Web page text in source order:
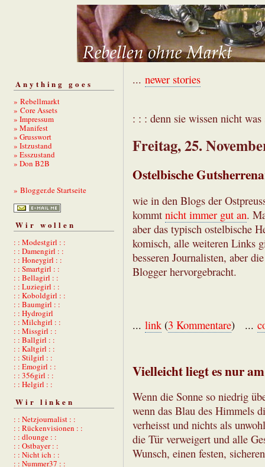
Anything goes
» Rebellmarkt
» Core Assets
» Impressum
» Manifest
» Grusswort
» Istzustand
» Esszustand
» Don B2B
» Blogger.de Startseite
Wir wollen
: : Modestgirl : :
: : Damengirl : :
: : Honeygirl : :
: : Smartgirl : :
: : Bellagirl : :
: : Luziegirl : :
: : Koboldgirl : :
: : Baumgirl : :
: : Hydrogirl
: : Milchgirl : :
: : Missgirl : :
: : Ballgirl : :
: : Kaltgirl : :
: : Stilgirl : :
: : Emogirl : :
: : 356girl : :
: : Helgirl : :
Wir linken
: : Netzjournalist : :
: : Rückenvisionen : :
: : dlounge : :
: : Ostbayer : :
: : Nicht ich : :
: : Nummer37 : :
... newer stories
: : : denn sie wissen nicht
Freitag, 25.
Ostelbische
wie in den Blogs der
kommt nicht immer gut an.
aber das typisch ostelbische
komisch, alle weiteren Links
besseren Journalisten, aber
Blogger hervorgebracht.
... link (3 Kommentare) ...
Vielleicht liegt es nur
Wenn die Sonne so niedrig
wenn das Blau des Himmels
verheisst und nichts als
die Tür verweigert und alle
Wunsch, einen festen,